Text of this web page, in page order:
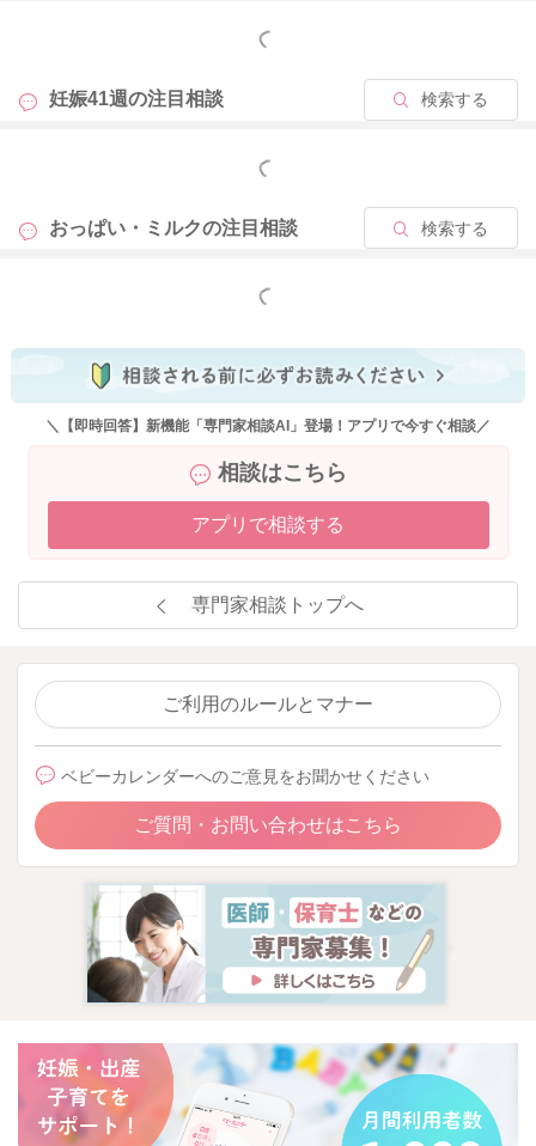
ご自身の呼吸に集中をしていただくことで、だんだん気持ちが
それをお子さんも感じて泣き止んできたり、落ち着いてくれる
また四股を踏んで、その振動がお子さんに伝わるようにされて
お住まいの環境によってはしにくいこともあるかもしれないの
2024/2/6 22:30
もっと見る
妊娠41週の注目相談 検索する
もっと見る
おっぱい・ミルクの注目相談 検索する
もっと見る
＼【即時回答】新機能「専門家相談AI」登場！アプリで今すぐ相談／
相談はこちら
アプリで相談する
専門家相談トップへ
ご利用のルールとマナー
ベビーカレンダーへのご意見をお聞かせください
ご質問・お問い合わせはこちら